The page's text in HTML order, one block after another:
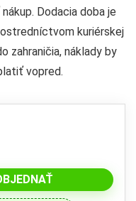
Dodacia doba je
kuriérskej
zahraničia, náklady by
vopred.